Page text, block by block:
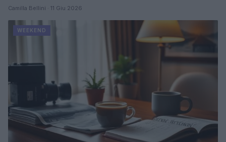
Camilla Bellini · 11 Giu 2026
WEEKEND